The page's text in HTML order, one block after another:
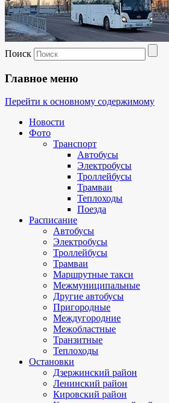
Поиск
Главное меню
Перейти к основному содержимому
Новости
Фото
Транспорт
Автобусы
Электробусы
Троллейбусы
Трамваи
Теплоходы
Поезда
Расписание
Автобусы
Электробусы
Троллейбусы
Трамваи
Маршрутные такси
Межмуниципальные
Другие автобусы
Пригородные
Междугородние
Межобластные
Транзитные
Теплоходы
Остановки
Дзержинский район
Ленинский район
Кировский район